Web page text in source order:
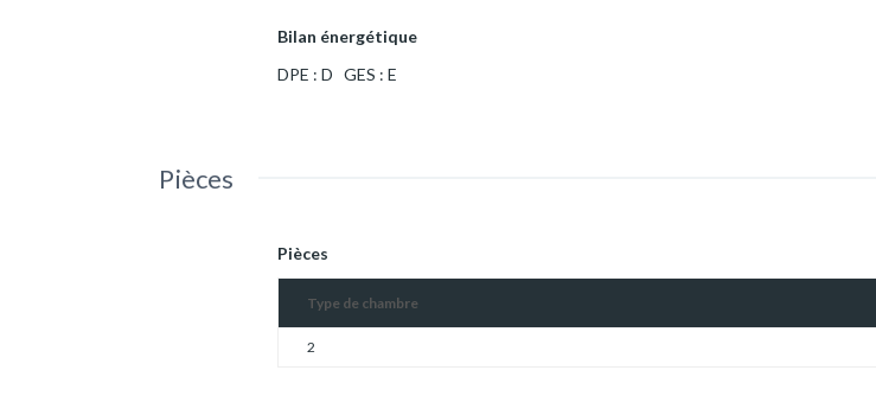
Bilan énergétique
DPE : D GES : E
Pièces
Pièces
Type de chambre
2